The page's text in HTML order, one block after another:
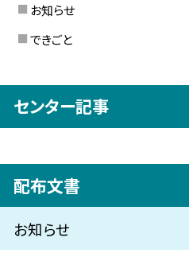
お知らせ
できごと
センター記事
配布文書
お知らせ